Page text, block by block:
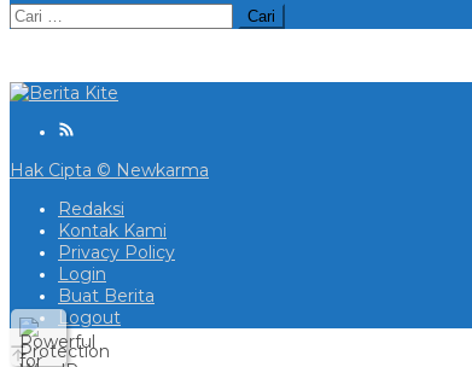
Cari
untuk:
Hak Cipta © Newkarma
Redaksi
Kontak Kami
Privacy Policy
Login
Buat Berita
Logout